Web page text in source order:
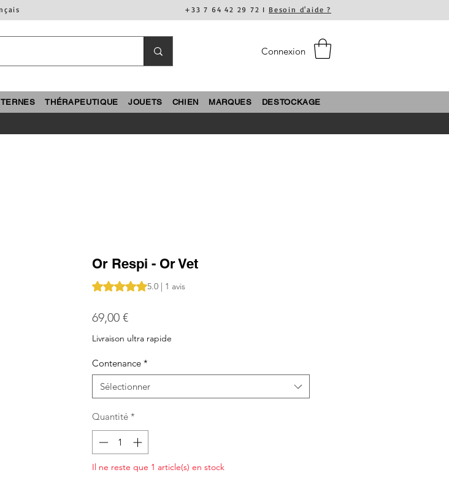
+33 7 64 42 29 72 I Besoin d'aide ?
Connexion
THÉRAPEUTIQUE JOUETS CHIEN MARQUES DESTOCKAGE
Or Respi - Or Vet
La note est de 5.0 sur cinq étoiles sur la base de 1 avis
5.0 | 1 avis
69,00 €Prix
Livraison ultra rapide
Contenance *
Sélectionner
Quantité *
Il ne reste que 1 article(s) en stock